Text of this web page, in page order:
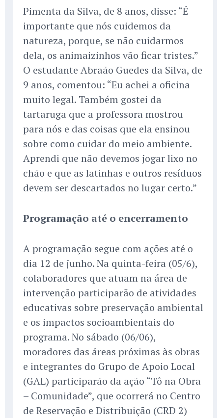
Pimenta da Silva, de 8 anos, disse: “É
importante que nós cuidemos da
natureza, porque, se não cuidarmos
dela, os animaizinhos vão ficar tristes.”
O estudante Abraão Guedes da Silva, de
9 anos, comentou: “Eu achei a oficina
muito legal. Também gostei da
tartaruga que a professora mostrou
para nós e das coisas que ela ensinou
sobre como cuidar do meio ambiente.
Aprendi que não devemos jogar lixo no
chão e que as latinhas e outros resíduos
devem ser descartados no lugar certo.”
Programação até o encerramento
A programação segue com ações até o
dia 12 de junho. Na quinta-feira (05/6),
colaboradores que atuam na área de
intervenção participarão de atividades
educativas sobre preservação ambiental
e os impactos socioambientais do
programa. No sábado (06/06),
moradores das áreas próximas às obras
e integrantes do Grupo de Apoio Local
(GAL) participarão da ação “Tô na Obra
– Comunidade”, que ocorrerá no Centro
de Reservação e Distribuição (CRD 2)